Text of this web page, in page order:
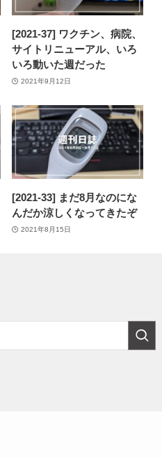
[2021-37] ワクチン、病院、
サイトリニューアル、いろ
いろ動いた週だった
2021年9月12日
[2021-33] まだ8月なのにな
んだか涼しくなってきたぞ
2021年8月15日